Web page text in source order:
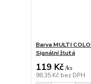
Barva MULTI
Signální žlutá
119 Kč /ks
98,35 Kč bez DPH